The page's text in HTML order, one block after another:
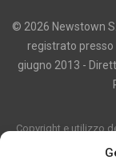
© 2026 Newstown
registrato presso
giugno 2013 -
Copyright e utilizzo
articoli, immagini,